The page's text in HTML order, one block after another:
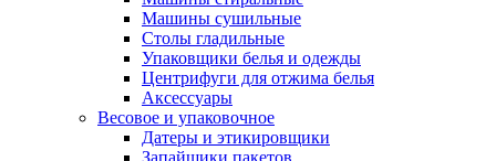
Машины сушильные
Столы гладильные
Упаковщики белья и одежды
Центрифуги для отжима белья
Аксессуары
Весовое и упаковочное
Датеры и этикировщики
Запайщики пакетов